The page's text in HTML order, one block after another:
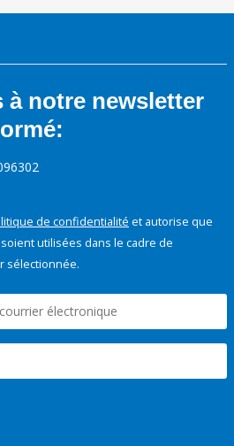
à notre newsletter
de confidentialité et autorise que
utilisées dans le cadre de
sélectionnée.